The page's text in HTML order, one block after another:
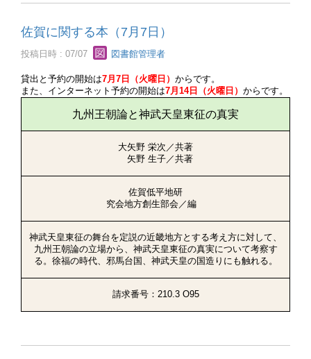
佐賀に関する本（7月7日）
投稿日時 : 07/07 図書館管理者
貸出と予約の開始は7月7日（火曜日） からです。
また、インターネット予約の開始は7月14日（火曜日） からです。
九州王朝論と神武天皇東征の真実
大矢野 栄次／共著
矢野 生子／共著
佐賀低平地研
究会地方創生部会／編
神武天皇東征の舞台を定説の近畿地方とする考え方に対して、
九州王朝論の立場から、神武天皇東征の真実について考察す
る。徐福の時代、邪馬台国、神武天皇の国造りにも触れる。
請求番号：210.3 O95